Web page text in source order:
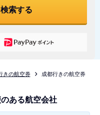
索する
きの航空券 成都行きの航空券
ある航空会社